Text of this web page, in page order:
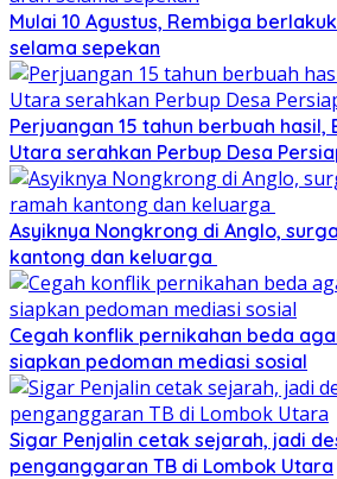
Mulai 10 Agustus, Rembiga
selama sepekan
Perjuangan 15 tahun berbuah hasil,
Utara serahkan Perbup Desa
Asyiknya Nongkrong di Anglo,
kantong dan keluarga
Cegah konflik pernikahan beda
siapkan pedoman mediasi sosial
Sigar Penjalin cetak sejarah, jadi
penganggaran TB di Lombok Utara